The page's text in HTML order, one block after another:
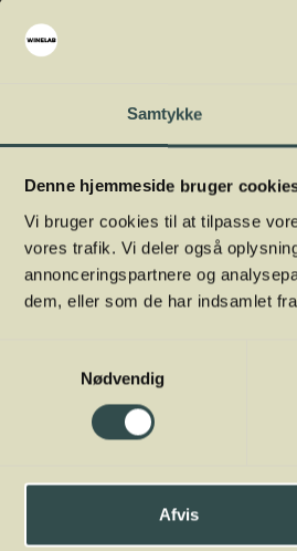
Samtykke
Denne hjemmeside bruger
Vi bruger cookies til at tilpasse
vores trafik. Vi deler også
annonceringspartnere og
dem, eller som de har indsamlet
Nødvendig
Afvis
af komplicerede
kan navigere og
Druesorter